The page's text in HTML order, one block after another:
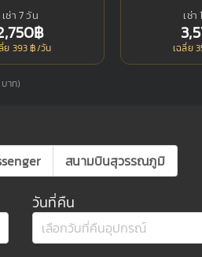
เช่า 7 วัน
฿
ย 393 ฿/วัน
เช่า
เฉลี่ย
าท)
สนามบินสุวรรณภูมิ
วันที่คืน